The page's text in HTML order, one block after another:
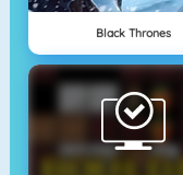
Black Thrones